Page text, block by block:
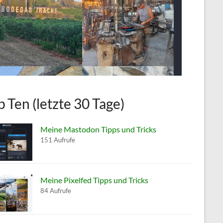
Ten (letzte 30 Tage)
Meine Mastodon Tipps und Tricks
151 Aufrufe
Meine Pixelfed Tipps und Tricks
84 Aufrufe